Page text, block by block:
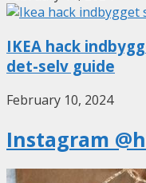
IKEA hack
det-selv guide
February 10, 2024
Instagram